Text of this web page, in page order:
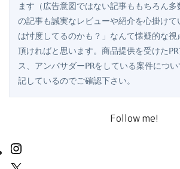
ます（広告意図ではない記事ももちろん
の記事も誠実なレビューや紹介を心掛けて
は忖度してるのかも？」なんて懐疑的な
頂ければと思います。商品提供を受けた
ス、アンバサダーPRをしている案件につ
記しているのでご確認下さい。
Follow me!